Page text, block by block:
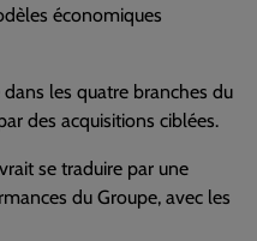
économiques
les quatre branches du
des acquisitions ciblées.
se traduire par une
du Groupe, avec les